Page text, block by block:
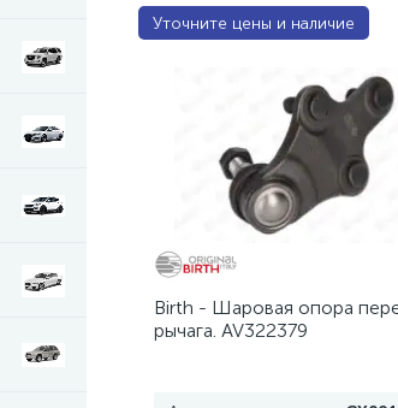
Наконечники рулевые
Наконечники рулевые Opel
Наконечники рулевые
Опоры амортизатора
Опоры амортизатора Skoda
Подушки, опоры двигателя
Уточните цены и наличие
Birth - Шаровая опора
рычага. AV322379